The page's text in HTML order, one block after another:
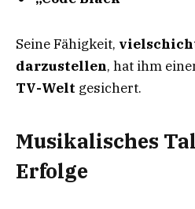
Seine Fähigkeit,
darzustellen, hat ihm
TV-Welt gesichert.
Musikalisches
Erfolge